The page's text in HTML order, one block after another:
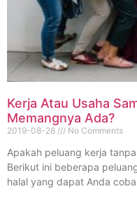
Kerja Atau Usaha
Memangnya Ada?
2019-08-28 No Comments
Apakah peluang kerja
Berikut ini beberapa
halal yang dapat Anda